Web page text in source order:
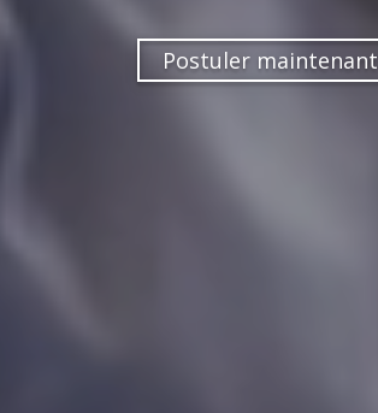
Postuler maintenant